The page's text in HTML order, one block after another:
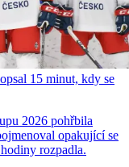
15 minut, kdy se
2026 pohřbila
opakující se
rozpadla.